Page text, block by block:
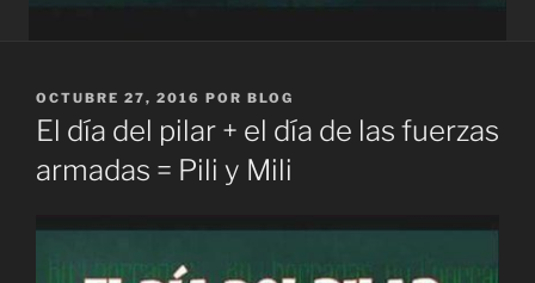
PUBLICADO
EL
OCTUBRE 27, 2016 POR BLOG
El día del pilar + el día de las fuerzas
armadas = Pili y Mili